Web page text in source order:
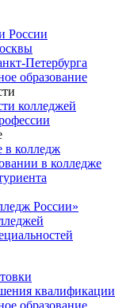
России
Петербурга
образование
колледжей
в колледж
в колледже
России»
квалификации
образование